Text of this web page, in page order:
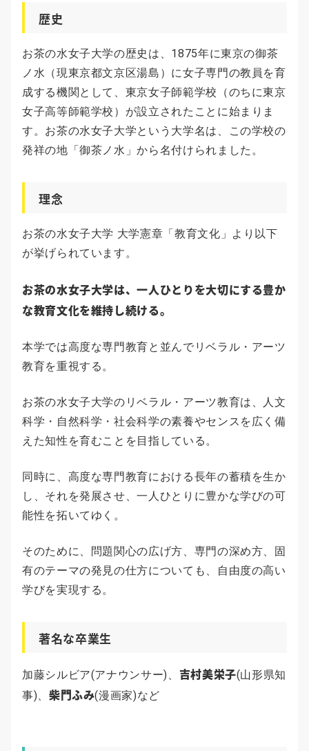
歴史
お茶の水女子大学の歴史は、1875年に東京の御茶
ノ水（現東京都文京区湯島）に女子専門の教員を育
成する機関として、東京女子師範学校（のちに東京
女子高等師範学校）が設立されたことに始まりま
す。お茶の水女子大学という大学名は、この学校の
発祥の地「御茶ノ水」から名付けられました。
理念
お茶の水女子大学 大学憲章「教育文化」より以下
が挙げられています。
お茶の水女子大学は、一人ひとりを大切にする豊か
な教育文化を維持し続ける。
本学では高度な専門教育と並んでリベラル・アーツ
教育を重視する。
お茶の水女子大学のリベラル・アーツ教育は、人文
科学・自然科学・社会科学の素養やセンスを広く備
えた知性を育むことを目指している。
同時に、高度な専門教育における長年の蓄積を生か
し、それを発展させ、一人ひとりに豊かな学びの可
能性を拓いてゆく。
そのために、問題関心の広げ方、専門の深め方、固
有のテーマの発見の仕方についても、自由度の高い
学びを実現する。
著名な卒業生
加藤シルビア(アナウンサー)、 吉村美栄子(山形県知
事)、 柴門ふみ(漫画家)など